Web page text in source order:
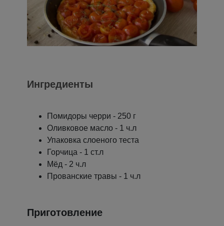
Ингредиенты
Помидоры черри - 250 г
Оливковое масло - 1 ч.л
Упаковка слоеного теста
Горчица - 1 ст.л
Мёд - 2 ч.л
Прованские травы - 1 ч.л
Приготовление